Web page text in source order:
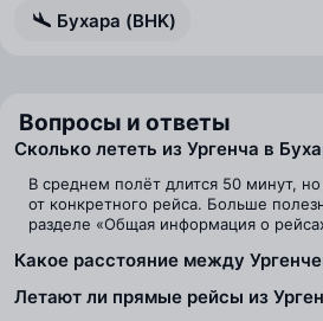
Бухара (BHK)
Вопросы и ответы
Сколько лететь из Ургенча в
В среднем полёт длится 50 минут,
от конкретного рейса. Больше
разделе «Общая информация о
Какое расстояние между
Летают ли прямые рейсы из